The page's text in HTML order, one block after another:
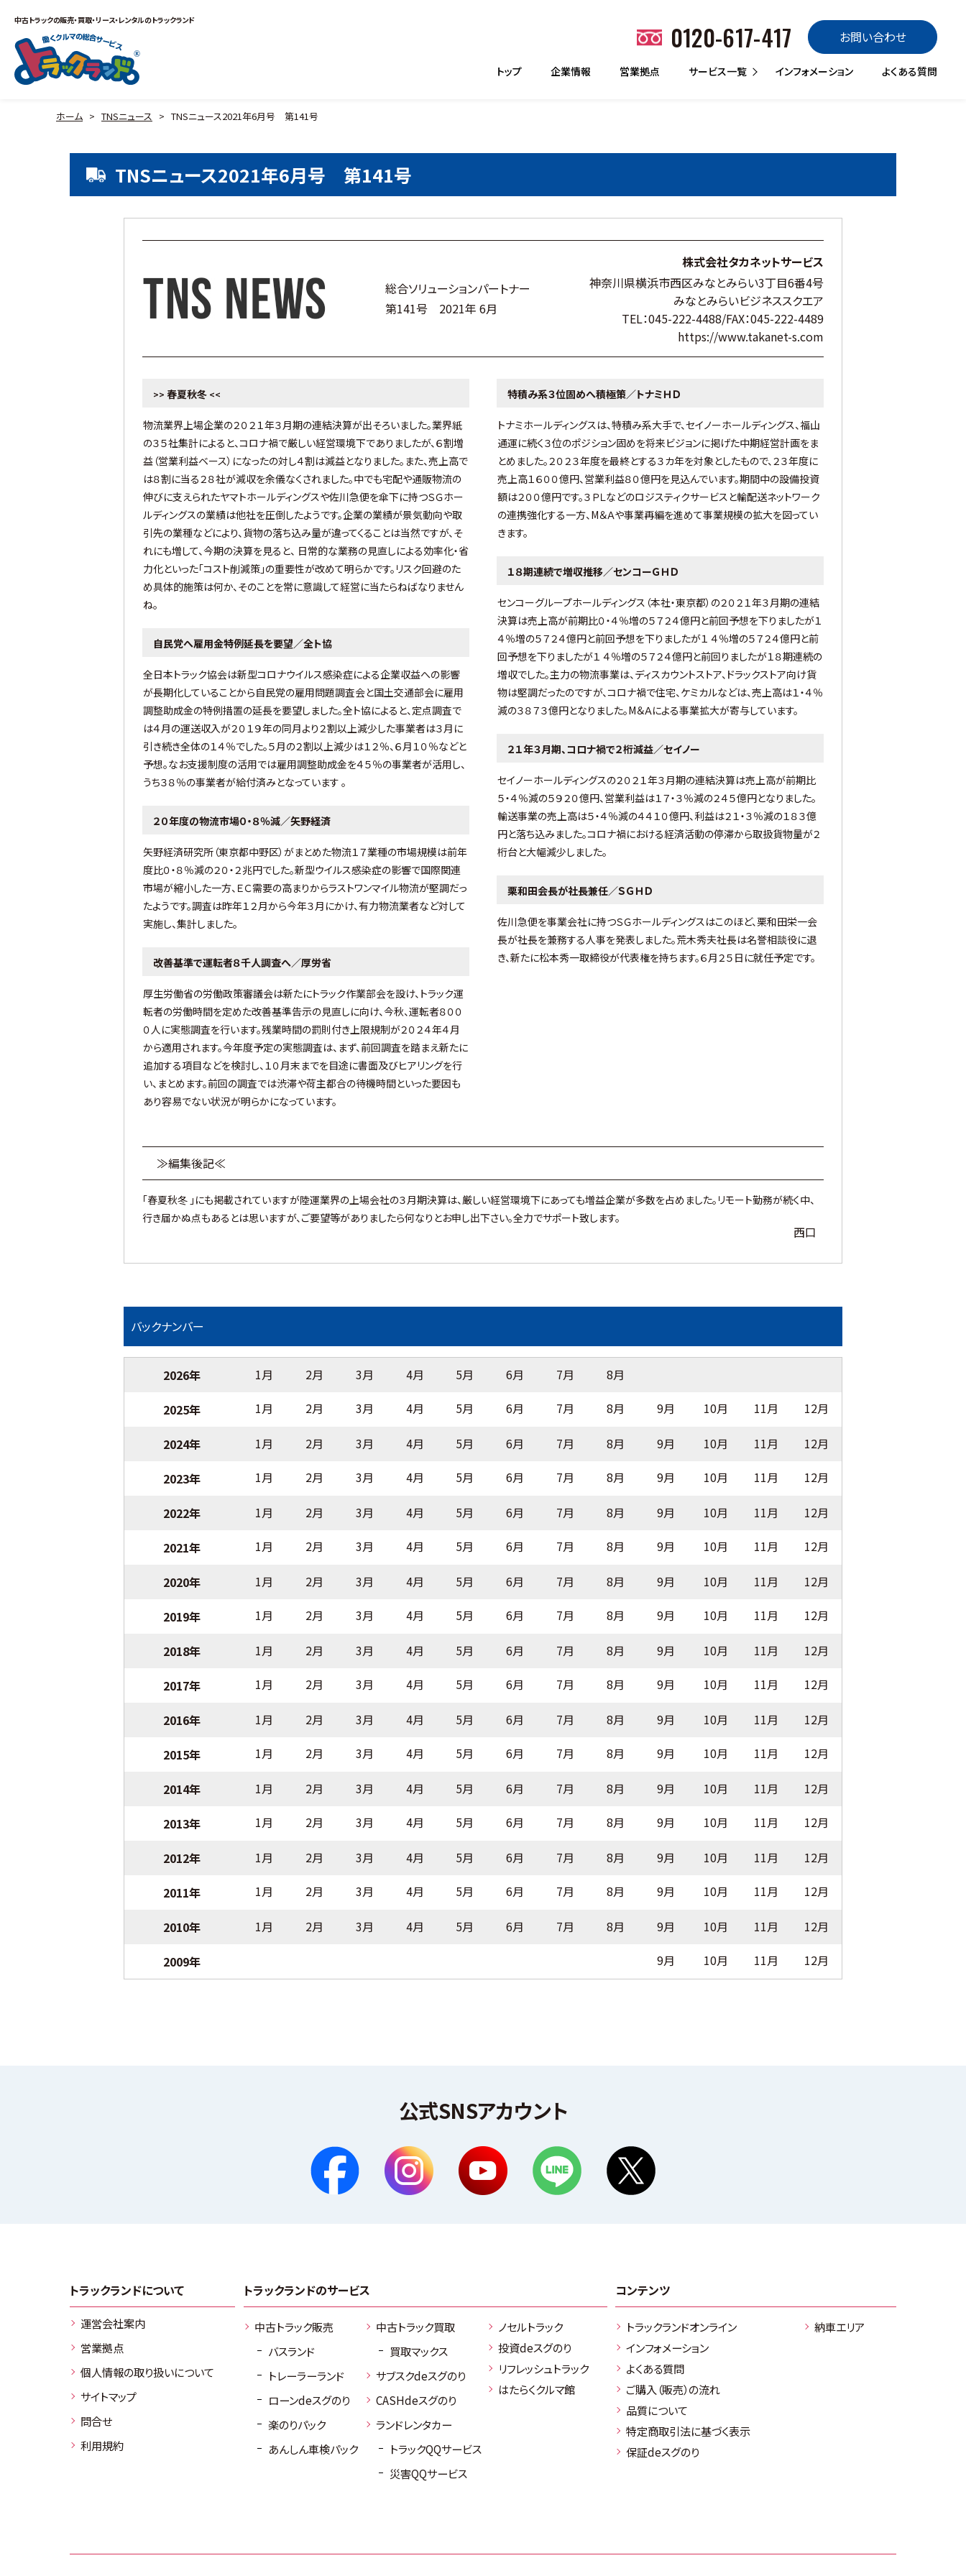
中古トラックの販売・買取・リース・レンタルのトラックランド
0120-617-417 お問い合わせ
トップ 企業情報 営業拠点 サービス一覧 インフォメーション よくある質問
ホーム > TNSニュース > TNSニュース2021年6月号 第141号
TNSニュース2021年6月号 第141号
総合ソリューションパートナー
第141号 2021年 6月
株式会社タカネットサービス
神奈川県横浜市西区みなとみらい3丁目6番4号
みなとみらいビジネススクエア
TEL：045-222-4488/FAX：045-222-4489
https://www.takanet-s.com
>> 春夏秋冬<<
物流業界上場企業の２０２１年３月期の連結決算が出そろいました。業界紙
の３５社集計によると、コロナ禍で厳しい経営環境下でありましたが、６割増
益（営業利益ベース）になったの対し４割は減益となりました。また、売上高で
は８割に当る２８社が減収を余儀なくされました。中でも宅配や通販物流の
伸びに支えられたヤマトホールディングスや佐川急便を傘下に持つＳＧホー
ルディングスの業績は他社を圧倒したようです。企業の業績が景気動向や取
引先の業種などにより、貨物の落ち込み量が違ってくることは当然ですが、そ
れにも増して、今期の決算を見ると、 日常的な業務の見直しによる効率化・省
力化といった「コスト削減策」の重要性が改めて明らかです。リスク回避のた
め具体的施策は何か、そのことを常に意識して経営に当たらねばなりません
ね。
自民党へ雇用金特例延長を要望／全ト協
全日本トラック協会は新型コロナウイルス感染症による企業収益への影響
が長期化していることから自民党の雇用問題調査会と国土交通部会に雇用
調整助成金の特例措置の延長を要望しました。全ト協によると、定点調査で
は４月の運送収入が２０１９年の同月より２割以上減少した事業者は３月に
引き続き全体の１４％でした。５月の２割以上減少は１２％、６月１０％などと
予想。なお支援制度の活用では雇用調整助成金を４５％の事業者が活用し、
うち３８％の事業者が給付済みとなっています 。
２０年度の物流市場０・８％減／矢野経済
矢野経済研究所（東京都中野区）がまとめた物流１７業種の市場規模は前年
度比０・８％減の２０・２兆円でした。新型ウイルス感染症の影響で国際関連
市場が縮小した一方、ＥＣ需要の高まりからラストワンマイル物流が堅調だっ
たようです。調査は昨年１２月から今年３月にかけ、有力物流業者など対して
実施し、集計しました。
改善基準で運転者８千人調査へ／厚労省
厚生労働省の労働政策審議会は新たにトラック作業部会を設け、トラック運
転者の労働時間を定めた改善基準告示の見直しに向け、今秋、運転者８００
０人に実態調査を行います。残業時間の罰則付き上限規制が２０２４年４月
から適用されます。今年度予定の実態調査は、まず、前回調査を踏まえ新たに
追加する項目などを検討し、１０月末までを目途に書面及びヒアリングを行
い、まとめます。前回の調査では渋滞や荷主都合の待機時間といった要因も
あり容易でない状況が明らかになっています。
特積み系３位固めへ積極策／トナミＨＤ
トナミホールディングスは、特積み系大手で、セイノーホールディングス、福山
通運に続く３位のポジション固めを将来ビジョンに掲げた中期経営計画をま
とめました。２０２３年度を最終とする３カ年を対象としたもので、２３年度に
売上高１６００億円、営業利益８０億円を見込んでいます。期間中の設備投資
額は２００億円です。３ＰＬなどのロジスティクサービスと輸配送ネットワーク
の連携強化する一方、М＆Ａや事業再編を進めて事業規模の拡大を図ってい
きます。
１８期連続で増収推移／センコーＧＨＤ
センコーグループホールディングス（本社・東京都）の２０２１年３月期の連結
決算は売上高が前期比０・４％増の５７２４億円と前回予想を下りましたが１
４％増の５７２４億円と前回予想を下りましたが１ ４％増の５７２４億円と前
回予想を下りましたが１ ４％増の５７２４億円と前回りましたが１８期連続の
増収でした。主力の物流事業は、ディスカウントストア、ドラックストア向け貨
物は堅調だったのですが、コロナ禍で住宅、ケミカルなどは、売上高は１・４％
減の３８７３億円となりました。М＆Ａによる事業拡大が寄与しています。
２１年３月期、コロナ禍で２桁減益／セイノー
セイノーホールディングスの２０２１年３月期の連結決算は売上高が前期比
５・４％減の５９２０億円、営業利益は１７・３％減の２４５億円となりました。
輸送事業の売上高は５・４％減の４４１０億円、利益は２１・３％減の１８３億
円と落ち込みました。コロナ禍における経済活動の停滞から取扱貨物量が２
桁台と大幅減少しました。
栗和田会長が社長兼任／ＳＧＨＤ
佐川急便を事業会社に持つＳＧホールディングスはこのほど、栗和田栄一会
長が社長を兼務する人事を発表しました。荒木秀夫社長は名誉相談役に退
き、新たに松本秀一取締役が代表権を持ちます。６月２５日に就任予定です。
≫編集後記≪
「春夏秋冬 」にも掲載されていますが陸運業界の上場会社の３月期決算は、厳しい経営環境下にあっても増益企業が多数を占めました。リモート勤務が続く中、
行き届かぬ点もあるとは思いますが、ご要望等がありましたら何なりとお申し出下さい。全力でサポート致します。
西口
バックナンバー
2026年 1月 2月 3月 4月 5月 6月 7月 8月
2025年 1月 2月 3月 4月 5月 6月 7月 8月 9月 10月 11月 12月
2024年 1月 2月 3月 4月 5月 6月 7月 8月 9月 10月 11月 12月
2023年 1月 2月 3月 4月 5月 6月 7月 8月 9月 10月 11月 12月
2022年 1月 2月 3月 4月 5月 6月 7月 8月 9月 10月 11月 12月
2021年 1月 2月 3月 4月 5月 6月 7月 8月 9月 10月 11月 12月
2020年 1月 2月 3月 4月 5月 6月 7月 8月 9月 10月 11月 12月
2019年 1月 2月 3月 4月 5月 6月 7月 8月 9月 10月 11月 12月
2018年 1月 2月 3月 4月 5月 6月 7月 8月 9月 10月 11月 12月
2017年 1月 2月 3月 4月 5月 6月 7月 8月 9月 10月 11月 12月
2016年 1月 2月 3月 4月 5月 6月 7月 8月 9月 10月 11月 12月
2015年 1月 2月 3月 4月 5月 6月 7月 8月 9月 10月 11月 12月
2014年 1月 2月 3月 4月 5月 6月 7月 8月 9月 10月 11月 12月
2013年 1月 2月 3月 4月 5月 6月 7月 8月 9月 10月 11月 12月
2012年 1月 2月 3月 4月 5月 6月 7月 8月 9月 10月 11月 12月
2011年 1月 2月 3月 4月 5月 6月 7月 8月 9月 10月 11月 12月
2010年 1月 2月 3月 4月 5月 6月 7月 8月 9月 10月 11月 12月
2009年 9月 10月 11月 12月
公式SNSアカウント
トラックランドについて
運営会社案内
営業拠点
個人情報の取り扱いについて
サイトマップ
問合せ
利用規約
トラックランドのサービス
中古トラック販売
バスランド
トレーラーランド
ローンdeスグのり
楽のりパック
あんしん車検パック
中古トラック買取
買取マックス
サブスクdeスグのり
CASHdeスグのり
ランドレンタカー
トラックQQサービス
災害QQサービス
ノセルトラック
投資deスグのり
リフレッシュトラック
はたらくクルマ館
コンテンツ
トラックランドオンライン
インフォメーション
よくある質問
ご購入（販売）の流れ
品質について
特定商取引法に基づく表示
保証deスグのり
納車エリア